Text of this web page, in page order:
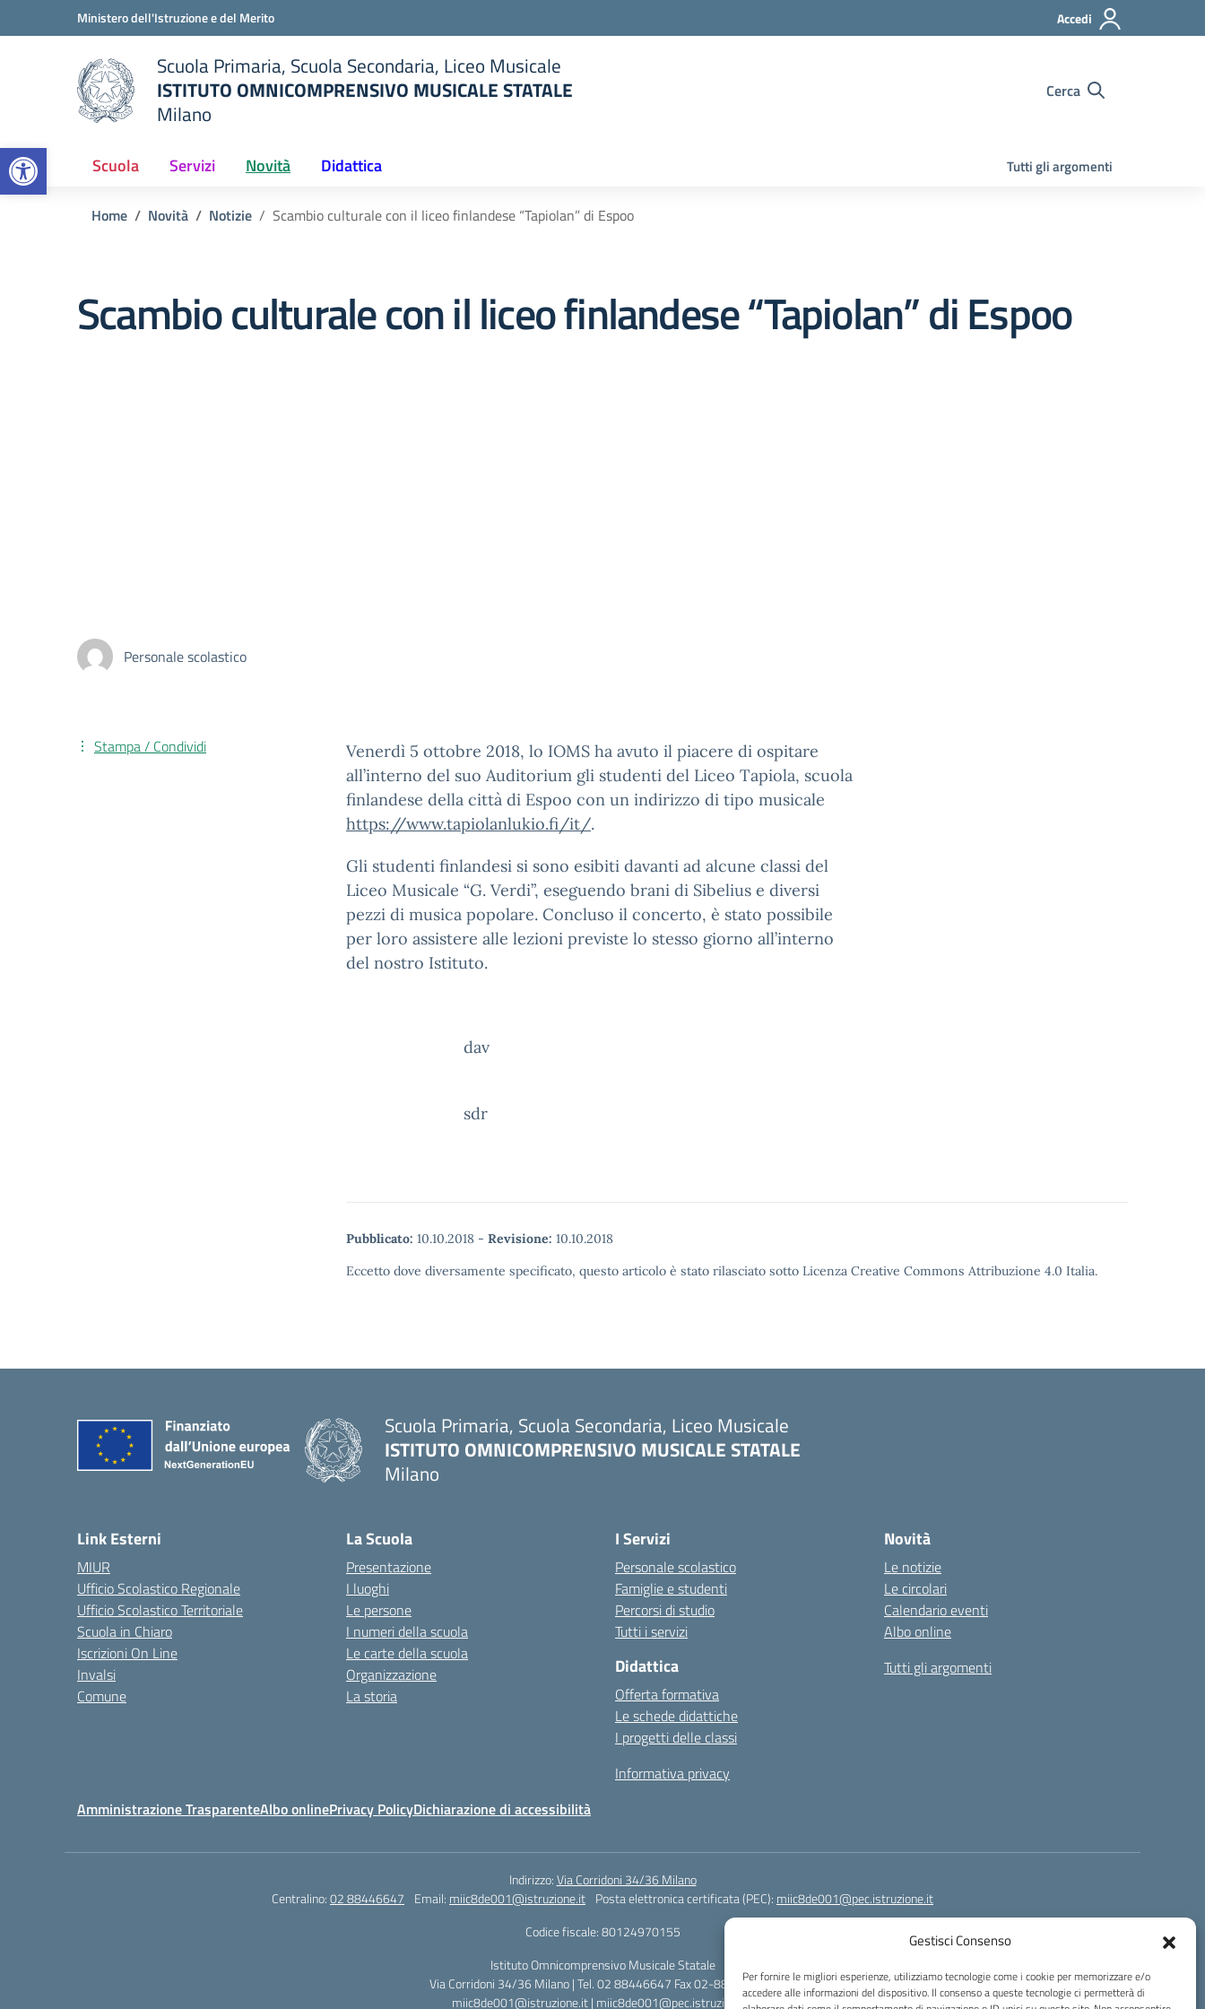
Open toolbar
Gestisci Consenso
Per fornire le migliori esperienze, utilizziamo tecnologie come i cookie per memorizzare e/o
accedere alle informazioni del dispositivo. Il consenso a queste tecnologie ci permetterà di
Vai ai contenuti
Vai al menu di navigazioneMinistero dell'Istruzione e del Merito Accedi
scuola
Scuola Primaria, Scuola Secondaria, Liceo Musicale
ISTITUTO OMNICOMPRENSIVO MUSICALE STATALE
Milano
Cerca
Scuola Servizi Novità Didattica Tutti gli argomenti
Home Novità Notizie Scambio culturale con il liceo finlandese “Tapiolan” di Espoo
Scambio culturale con il liceo finlandese “Tapiolan” di Espoo
Personale scolastico
Venerdì 5 ottobre 2018, lo IOMS ha avuto il piacere di ospitare
all’interno del suo Auditorium gli studenti del Liceo Tapiola, scuola
finlandese della città di Espoo con un indirizzo di tipo musicale
https://www.tapiolanlukio.fi/it/.
Gli studenti finlandesi si sono esibiti davanti ad alcune classi del
Liceo Musicale “G. Verdi”, eseguendo brani di Sibelius e diversi
pezzi di musica popolare. Concluso il concerto, è stato possibile
per loro assistere alle lezioni previste lo stesso giorno all’interno
del nostro Istituto.
dav
sdr
Pubblicato: 10.10.2018 - Revisione: 10.10.2018
Eccetto dove diversamente specificato, questo articolo è stato rilasciato sotto Licenza Creative Commons Attribuzione 4.0 Italia.
Stampa / Condividi
Scuola Primaria, Scuola Secondaria, Liceo Musicale
ISTITUTO OMNICOMPRENSIVO MUSICALE STATALE
Milano
Link Esterni
MIUR
Ufficio Scolastico Regionale
Ufficio Scolastico Territoriale
Scuola in Chiaro
Iscrizioni On Line
Invalsi
Comune
La Scuola
Presentazione
I luoghi
Le persone
I numeri della scuola
Le carte della scuola
Organizzazione
La storia
I Servizi
Personale scolastico
Famiglie e studenti
Percorsi di studio
Tutti i servizi
Didattica
Offerta formativa
Le schede didattiche
I progetti delle classi
Informativa privacy
Novità
Le notizie
Le circolari
Calendario eventi
Albo online
Tutti gli argomenti
Amministrazione TrasparenteAlbo onlinePrivacy PolicyDichiarazione di accessibilità
Indirizzo:Via Corridoni 34/36 Milano
Centralino:02 88446647 Email: miic8de001@istruzione.it Posta elettronica certificata (PEC): miic8de001@pec.istruzione.it
Codice fiscale: 80124970155
Istituto Omnicomprensivo Musicale Statale
Via Corridoni 34/36 Milano | Tel. 02 88446647 Fax 02-88.440.328
miic8de001@istruzione.it | miic8de001@pec.istruzione.it